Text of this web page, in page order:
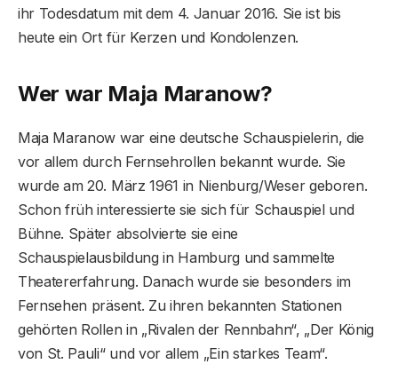
ihr Todesdatum mit dem 4. Januar 2016. Sie ist bis
heute ein Ort für Kerzen und Kondolenzen.
Wer war Maja Maranow?
Maja Maranow war eine deutsche Schauspielerin, die
vor allem durch Fernsehrollen bekannt wurde. Sie
wurde am 20. März 1961 in Nienburg/Weser geboren.
Schon früh interessierte sie sich für Schauspiel und
Bühne. Später absolvierte sie eine
Schauspielausbildung in Hamburg und sammelte
Theatererfahrung. Danach wurde sie besonders im
Fernsehen präsent. Zu ihren bekannten Stationen
gehörten Rollen in „Rivalen der Rennbahn“, „Der König
von St. Pauli“ und vor allem „Ein starkes Team“.